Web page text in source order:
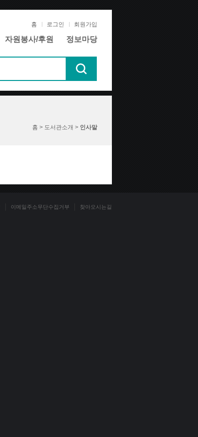
홈 로그인 회원가입
자원봉사/후원 정보마당
홈 > 도서관소개 > 인사말
이메일주소무단수집거부 찾아오시는길